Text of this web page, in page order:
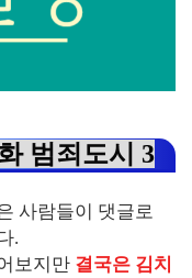
범죄도시 3
사람들이 댓글로
.
보지만 결국은 김치